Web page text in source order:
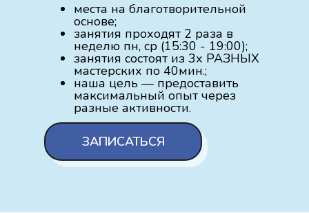
места на благотворительной
основе;
занятия проходят 2 раза в
неделю пн, ср (15:30 - 19:00);
занятия состоят из 3х РАЗНЫХ
мастерских по 40мин.;
наша цель — предоставить
максимальный опыт через
разные активности.
ЗАПИСАТЬСЯ